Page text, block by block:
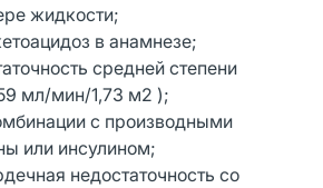
жидкости;
в анамнезе;
средней степени
мл/мин/1,73 м2 );
с производными
или инсулином;
недостаточность со